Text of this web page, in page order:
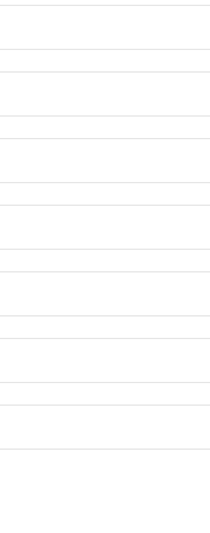
causata dalle
dal tipo di
intestinali non
provocano la
consumo di alcol
rischio di
di tumori
, malattia
di tumore al
controlli
ancora non causa
) della
numero di
retto si basa sia
pancia
tumore in tale zona
diversi tipi di
Se iltumoreè
dalla malattia,
e, se
intestinale. In
la fuoriuscita
per imparare a
da altri tipi di
iniziali di
del colon-retto
lesioni, è la
donne rispetto
Centro, 50% Sud.
per
casi). Della
in particolare
dopo la
su 186.000
(D
modi diversi la
persone dopo la
I, Klinkhammer-
factors in 185,967
e amici (AIMaC).